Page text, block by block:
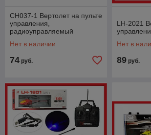
CH037-1 Вертолет на пульте
управления,
радиоуправляемый
Нет в наличии
74 руб.
LH-2021
Нет в
89 руб.